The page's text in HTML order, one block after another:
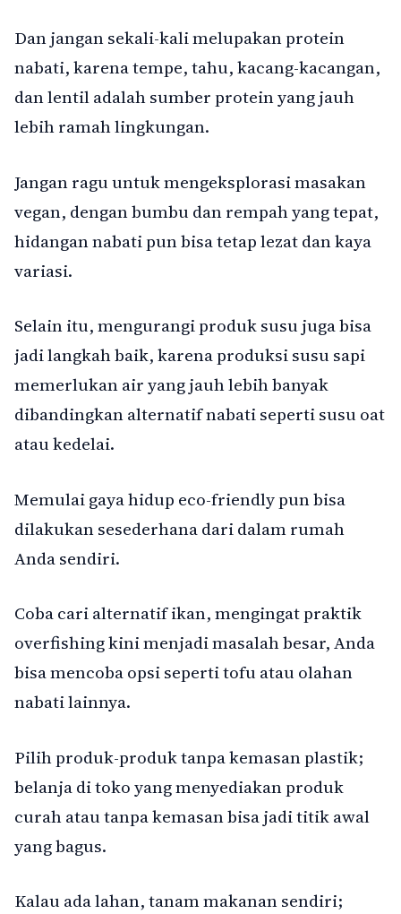
Dan jangan sekali-kali melupakan protein
nabati, karena tempe, tahu, kacang-kacangan,
dan lentil adalah sumber protein yang jauh
lebih ramah lingkungan.
Jangan ragu untuk mengeksplorasi masakan
vegan, dengan bumbu dan rempah yang tepat,
hidangan nabati pun bisa tetap lezat dan kaya
variasi.
Selain itu, mengurangi produk susu juga bisa
jadi langkah baik, karena produksi susu sapi
memerlukan air yang jauh lebih banyak
dibandingkan alternatif nabati seperti susu oat
atau kedelai.
Memulai gaya hidup eco-friendly pun bisa
dilakukan sesederhana dari dalam rumah
Anda sendiri.
Coba cari alternatif ikan, mengingat praktik
overfishing kini menjadi masalah besar, Anda
bisa mencoba opsi seperti tofu atau olahan
nabati lainnya.
Pilih produk-produk tanpa kemasan plastik;
belanja di toko yang menyediakan produk
curah atau tanpa kemasan bisa jadi titik awal
yang bagus.
Kalau ada lahan, tanam makanan sendiri;